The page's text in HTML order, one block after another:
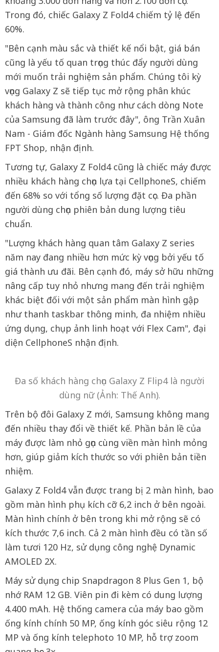
Trong đó, chiếc Galaxy Z Fold4 chiếm tỷ lệ đến
60%.
"Bên cạnh màu sắc và thiết kế nổi bật, giá bán
cũng là yếu tố quan trọng thúc đẩy người dùng
mới muốn trải nghiệm sản phẩm. Chúng tôi kỳ
vọng Galaxy Z sẽ tiếp tục mở rộng phân khúc
khách hàng và thành công như cách dòng Note
của Samsung đã làm trước đây", ông Trần Xuân
Nam - Giám đốc Ngành hàng Samsung Hệ thống
FPT Shop, nhận định.
Tương tự, Galaxy Z Fold4 cũng là chiếc máy được
nhiều khách hàng chọn lựa tại CellphoneS, chiếm
đến 68% so với tổng số lượng đặt cọc. Đa phần
người dùng chọn phiên bản dung lượng tiêu
chuẩn.
"Lượng khách hàng quan tâm Galaxy Z series
năm nay đang nhiều hơn mức kỳ vọng bởi yếu tố
giá thành ưu đãi. Bên cạnh đó, máy sở hữu những
nâng cấp tuy nhỏ nhưng mang đến trải nghiệm
khác biệt đối với một sản phẩm màn hình gập
như thanh taskbar thông minh, đa nhiệm nhiều
ứng dụng, chụp ảnh linh hoạt với Flex Cam", đại
diện CellphoneS nhận định.
Đa số khách hàng chọn Galaxy Z Flip4 là người
dùng nữ (Ảnh: Thế Anh).
Trên bộ đôi Galaxy Z mới, Samsung không mang
đến nhiều thay đổi về thiết kế. Phần bản lề của
máy được làm nhỏ gọn cùng viền màn hình mỏng
hơn, giúp giảm kích thước so với phiên bản tiền
nhiệm.
Galaxy Z Fold4 vẫn được trang bị 2 màn hình, bao
gồm màn hình phụ kích cỡ 6,2 inch ở bên ngoài.
Màn hình chính ở bên trong khi mở rộng sẽ có
kích thước 7,6 inch. Cả 2 màn hình đều có tần số
làm tươi 120 Hz, sử dụng công nghệ Dynamic
AMOLED 2X.
Máy sử dụng chip Snapdragon 8 Plus Gen 1, bộ
nhớ RAM 12 GB. Viên pin đi kèm có dung lượng
4.400 mAh. Hệ thống camera của máy bao gồm
ống kính chính 50 MP, ống kính góc siêu rộng 12
MP và ống kính telephoto 10 MP, hỗ trợ zoom